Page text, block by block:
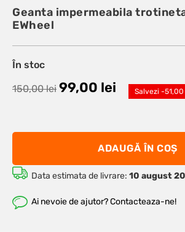
Evaluat
la3.50
din 5 pe
2
evaluări
de la
clienți
Geanta impermeabila
EWheel
În stoc
150,00lei 99,00 lei Salvezi -51,00
ADAUGĂ ÎN COȘ
Data estimata de livrare: 10 august
Ai nevoie de ajutor? Contacteaza-ne!